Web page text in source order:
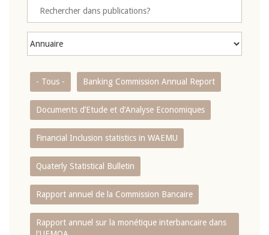
- Tous - Banking Commission Annual Report
Documents d’Etude et d’Analyse Economiques
Financial Inclusion statistics in WAEMU
Quaterly Statistical Bulletin
Rapport annuel de la Commission Bancaire
Rapport annuel sur la monétique interbancaire dans